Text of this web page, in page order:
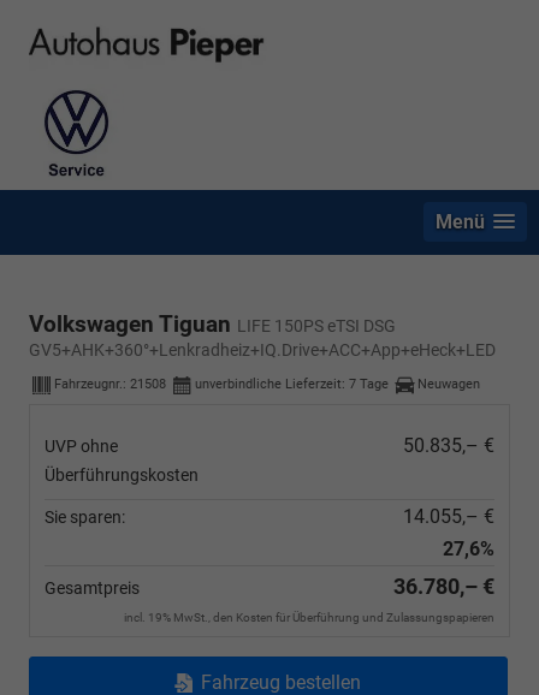
Menü
Volkswagen Tiguan LIFE 150PS eTSI DSG
GV5+AHK+360°+Lenkradheiz+IQ.Drive+ACC+App+eHeck+LED
Fahrzeugnr.: 21508 unverbindliche Lieferzeit: 7 Tage Neuwagen
UVP ohne
Überführungskosten
50.835,– €
Sie sparen:
14.055,– €
27,6%
Gesamtpreis 36.780,– €
incl. 19% MwSt., den Kosten für Überführung und Zulassungspapieren
Fahrzeug bestellen